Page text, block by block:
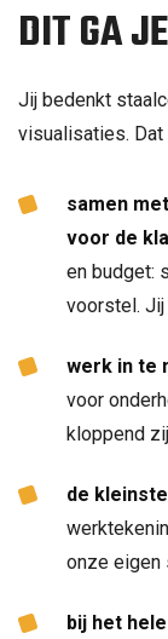
DIT GA
Jij bedenkt
visualisaties. Dat
samen
voor de
en budget:
voorstel. Jij
werk in te
voor
kloppend
de
onze eigen
bij het